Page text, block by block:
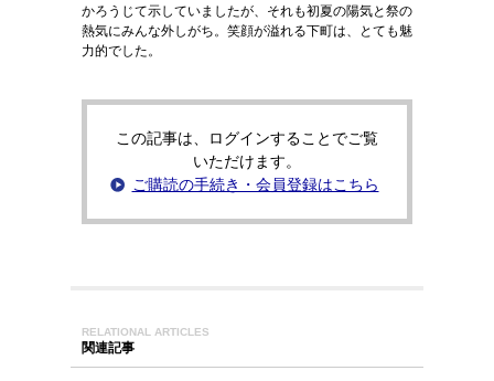
かろうじて示していましたが、それも初夏の陽気と祭の
熱気にみんな外しがち。笑顔が溢れる下町は、とても魅
力的でした。
この記事は、ログインすることでご覧
いただけます。
ご購読の手続き・会員登録はこちら
RELATIONAL ARTICLES
関連記事